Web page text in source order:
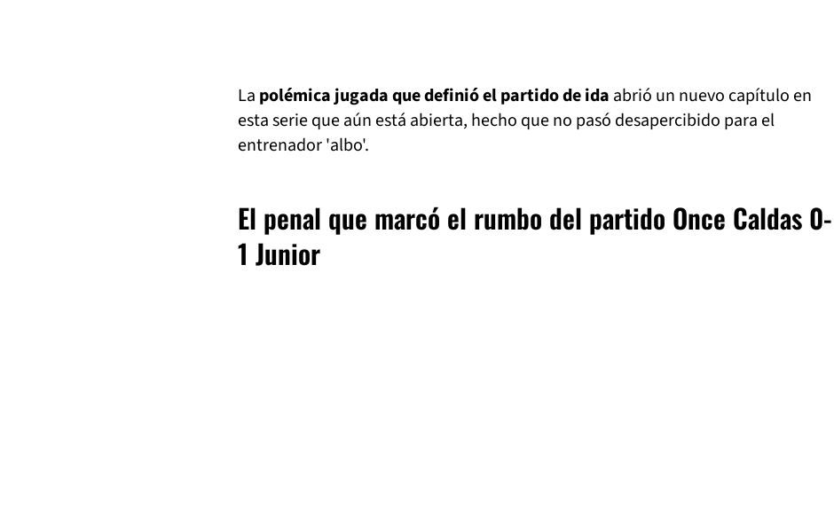
La polémica jugada que definió el partido de ida abrió un nuevo capítulo en
esta serie que aún está abierta, hecho que no pasó desapercibido para el
entrenador 'albo'.
El penal que marcó el rumbo del partido Once Caldas 0-
1 Junior